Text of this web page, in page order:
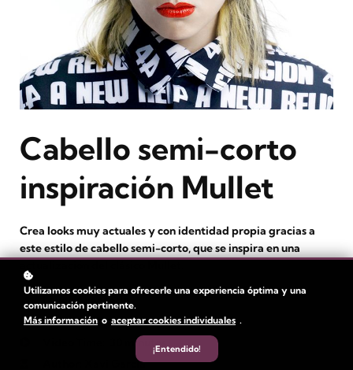
Cabello semi-corto
inspiración Mullet
Crea looks muy actuales y con identidad propia gracias a
este estilo de cabello semi-corto, que se inspira en una
Level : Avanzado
Duration:1 hora
Video Time: 30 minutos
: Xavi García
Utilizamos cookies para ofrecerle una experiencia óptima y una
comunicación pertinente.
Más información o aceptar cookies individuales .
¡Entendido!